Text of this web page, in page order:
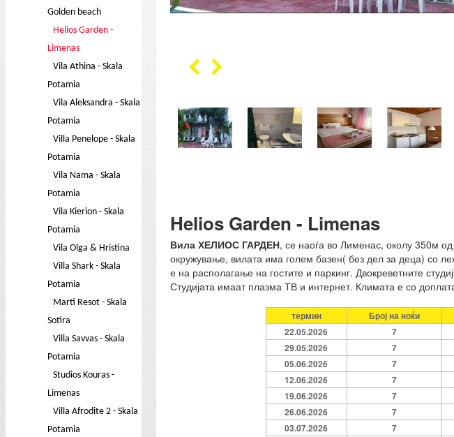
Golden beach
Helios Garden -
Limenas
Vila Athina - Skala
Potamia
Vila Aleksandra - Skala
Potamia
Villa Penelope - Skala
Potamia
Vila Nama - Skala
Potamia
Vila Kierion - Skala
Potamia
Vila Olga & Hristina
Villa Shark - Skala
Potamia
Marti Resot - Skala
Sotira
Villa Savvas - Skala
Potamia
Studios Kouras -
Limenas
Villa Afrodite 2 - Skala
Potamia
Helios Garden - Limenas
Вила ХЕЛИОС ГАРДЕН, се наоѓа во Лименас, околу 350м
окружување, вилата има голем базен( без дел за деца) со
е на располагање на гостите и паркинг. Двокреветните
Студијата имаат плазма ТВ и интернет. Климата е со
термин Број на ноќи
22.05.2026
7
29.05.2026
7
05.06.2026
7
12.06.2026
7
19.06.2026
7
26.06.2026
7
03.07.2026
7